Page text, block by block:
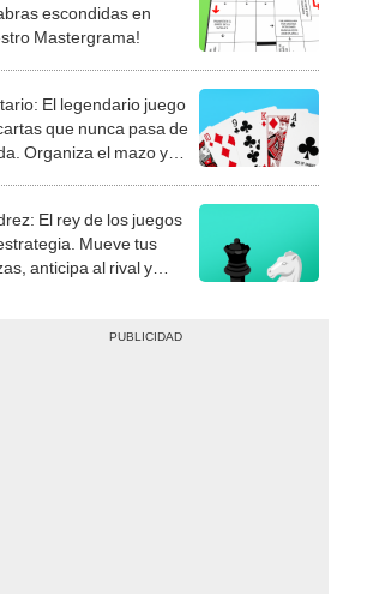
escondidas en
Mastergrama!
El legendario juego
que nunca pasa de
Organiza el mazo y
El rey de los juegos
Mueve tus
anticipa al rival y